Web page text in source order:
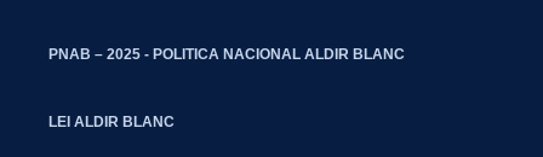
PNAB – 2025 - POLITICA NACIONAL ALDIR BLANC
LEI ALDIR BLANC